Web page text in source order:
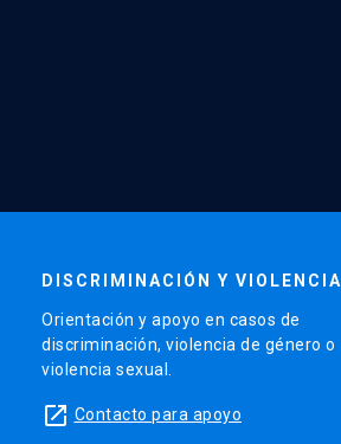
DISCRIMINACIÓN Y VIOLENCIA
Orientación y apoyo en casos de
discriminación, violencia de género o
violencia sexual.
launch Contacto para apoyo